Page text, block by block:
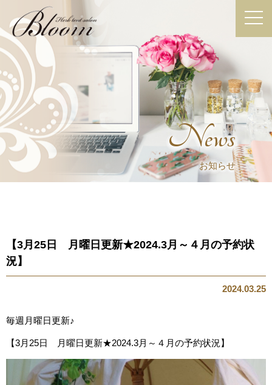
News
お知らせ
【3月25日 月曜日更新★2024.3月～４月の予約状
況】
2024.03.25
毎週月曜日更新♪
【3月25日 月曜日更新★2024.3月～４月の予約状況】